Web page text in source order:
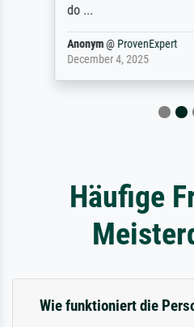
do ...
Anonym@ ProvenExpert
December 4, 2025
Häufige
Wie funktioniert die